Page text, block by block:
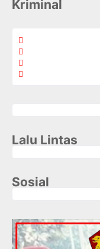
Kriminal
Lalu Lintas
Sosial